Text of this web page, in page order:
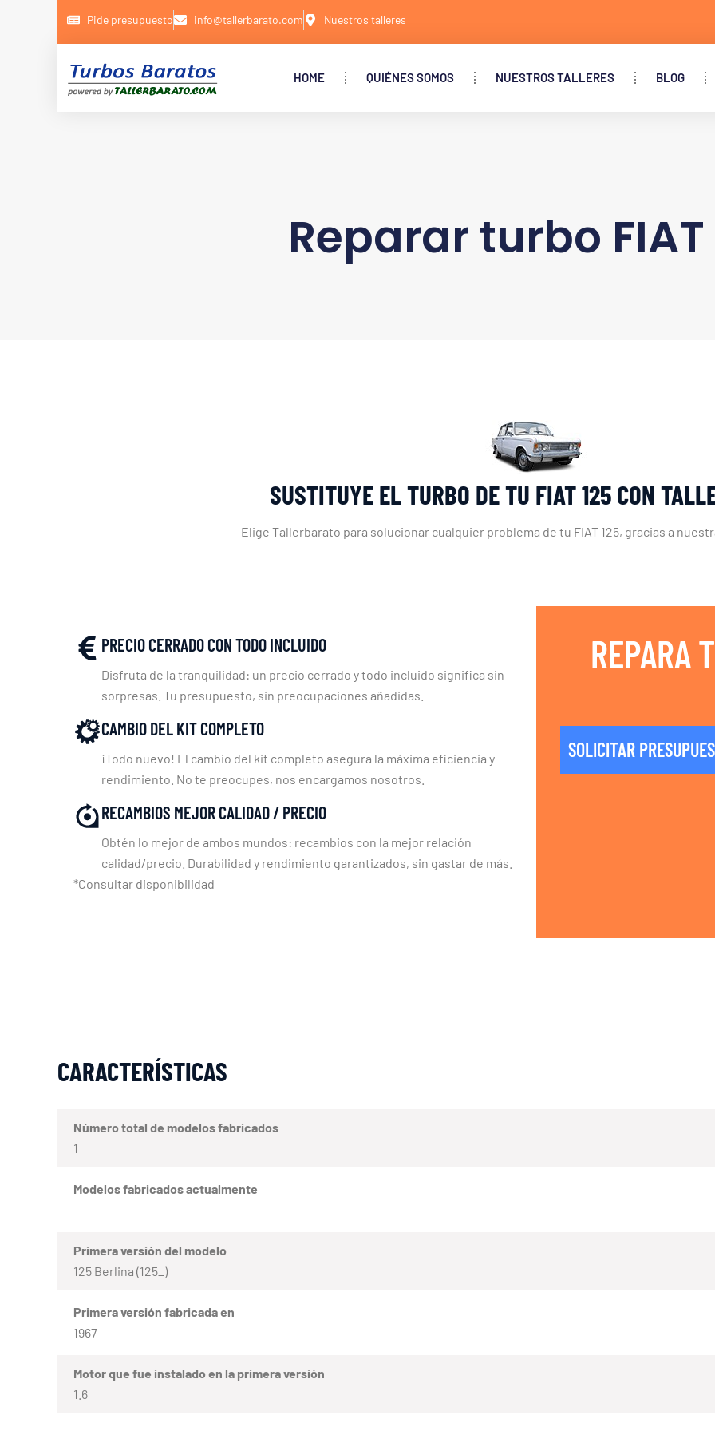
Pide presupuesto info@tallerbarato.com Nuestros talleres
HOME QUIÉNES SOMOS NUESTROS TALLERES BLOG
Reparar turbo FIAT
SUSTITUYE EL TURBO DE TU FIAT 125 CON
Elige Tallerbarato para solucionar cualquier problema de tu FIAT 125, gracias a
PRECIO CERRADO CON TODO INCLUIDO
Disfruta de la tranquilidad: un precio cerrado y todo incluido significa sin
sorpresas. Tu presupuesto, sin preocupaciones añadidas.
CAMBIO DEL KIT COMPLETO
¡Todo nuevo! El cambio del kit completo asegura la máxima eficiencia y
rendimiento. No te preocupes, nos encargamos nosotros.
RECAMBIOS MEJOR CALIDAD / PRECIO
Obtén lo mejor de ambos mundos: recambios con la mejor relación
calidad/precio. Durabilidad y rendimiento garantizados, sin gastar de más.
*Consultar disponibilidad
REPARA
SOLICITAR
CARACTERÍSTICAS
Número total de modelos fabricados
1
Modelos fabricados actualmente
–
Primera versión del modelo
125 Berlina (125_)
Primera versión fabricada en
1967
Motor que fue instalado en la primera versión
1.6